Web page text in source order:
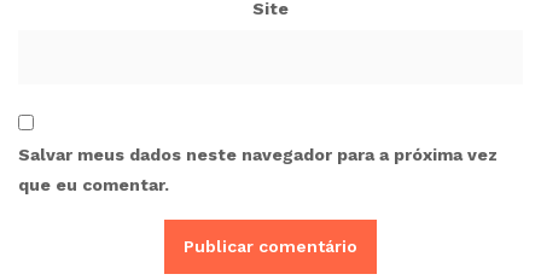
Site
Salvar meus dados neste navegador para a próxima vez
que eu comentar.